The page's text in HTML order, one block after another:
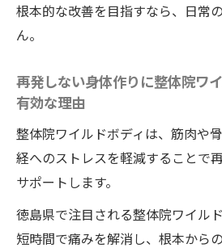
根本的な改善を目指すなら、日常
ん。
再発しない身体作りに整体院ワ
有効な理由
整体院ワイルドボディは、筋肉や
経へのストレスを軽減することで
サポートします。
徳島県で注目される整体院ワイル
短時間で痛みを解消し、根本から